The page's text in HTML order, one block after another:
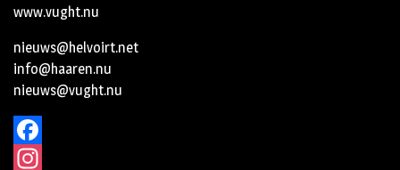
www.vught.nu
nieuws@helvoirt.net
info@haaren.nu
nieuws@vught.nu
Facebook